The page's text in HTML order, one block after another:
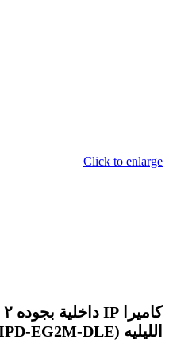
Click to enlarge
الليليه (ZTIPD-EG2M-DLE)